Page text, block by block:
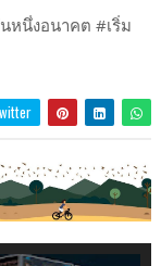
หนึ่งอนาคต #เริ่ม